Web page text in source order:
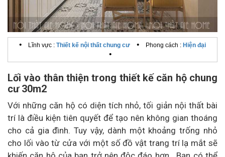
• Lĩnh vực : Thiết kế nội thất chung cư • Phong cách : Hiện đại
•
Lối vào thân thiện trong thiết kế căn hộ chung
cư 30m2
Với những căn hộ có diện tích nhỏ, tối giản nội thất bài
trí là điều kiện tiên quyết để tạo nên không gian thoáng
cho cả gia đình. Tuy vậy, dành một khoảng trống nhỏ
cho lối vào từ cửa với một số đồ vật trang trí lạ mắt sẽ